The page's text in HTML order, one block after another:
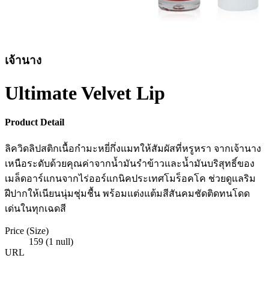
เจ้านาง
Ultimate Velvet Lip
Product Detail
ลิควิดลิปสติกเนื้อกำมะหยี่กึ่งแมทให้สัมผัสที่หรูหรา จากเจ้านาง
เหนือระดับด้วยคุณค่าจากน้ำมันรำข้าวและน้ำมันบริสุทธิ์ของ
เมล็ดอาร์แกนจากไร่ออร์แกนิคประเทศโมร็อคโค ช่วยดูแลริม
ฝีปากให้เนียนนุ่มชุ่มชื้น พร้อมแต่งแต้มสีสันคมชัดติดทนโดด
เด่นในทุกเฉดสี
Price (Size)
159 (1 null)
URL